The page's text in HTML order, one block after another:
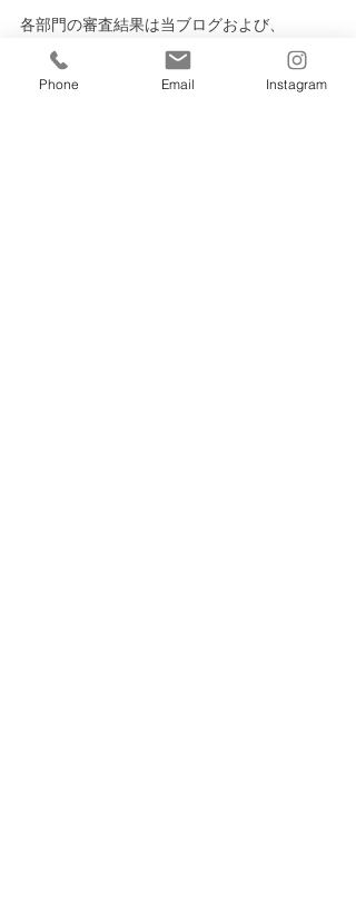
各部門の審査結果は当ブログおよび、
全日本学生音楽コンクール公式サイトで発表
します。
Phone Email Instagram